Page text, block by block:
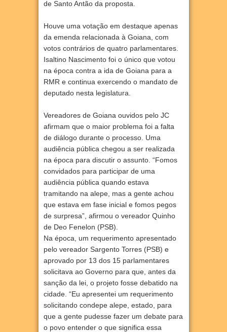
de Santo Antão da proposta.
Houve uma votação em destaque apenas
da emenda relacionada à Goiana, com
votos contrários de quatro parlamentares.
Isaltino Nascimento foi o único que votou
na época contra a ida de Goiana para a
RMR e continua exercendo o mandato de
deputado nesta legislatura.
Vereadores de Goiana ouvidos pelo JC
afirmam que o maior problema foi a falta
de diálogo durante o processo. Uma
audiência pública chegou a ser realizada
na época para discutir o assunto. “Fomos
convidados para participar de uma
audiência pública quando estava
tramitando na alepe, mas a gente achou
que estava em fase inicial e fomos pegos
de surpresa”, afirmou o vereador Quinho
de Deo Fenelon (PSB).
Na época, um requerimento apresentado
pelo vereador Sargento Torres (PSB) e
aprovado por 13 dos 15 parlamentares
solicitava ao Governo para que, antes da
sanção da lei, o projeto fosse debatido na
cidade. “Eu apresentei um requerimento
solicitando condepe alepe, estado, para
que a gente pudesse fazer um debate para
o povo entender o que significa essa